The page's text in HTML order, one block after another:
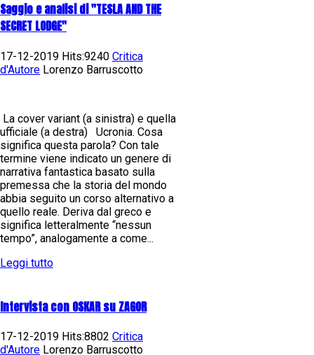
Saggio e analisi di "TESLA AND THE
SECRET LODGE"
17-12-2019 Hits:9240 Critica
d'Autore Lorenzo Barruscotto
La cover variant (a sinistra) e quella
ufficiale (a destra) Ucronia. Cosa
significa questa parola? Con tale
termine viene indicato un genere di
narrativa fantastica basato sulla
premessa che la storia del mondo
abbia seguito un corso alternativo a
quello reale. Deriva dal greco e
significa letteralmente “nessun
tempo”, analogamente a come...
Leggi tutto
Intervista con OSKAR su ZAGOR
17-12-2019 Hits:8802 Critica
d'Autore Lorenzo Barruscotto